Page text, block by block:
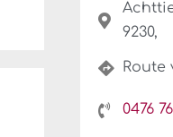
9230,
Route
0476